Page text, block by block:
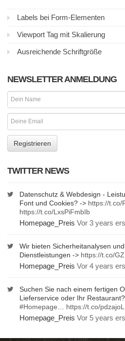
Labels bei Form-Elementen
Viewport Tag mit Skalierung
Ausreichende Schriftgröße
NEWSLETTER ANMELDUNG
TWITTER NEWS
Datenschutz & Webdesign -
Font und Cookies? -> https://t.co/
https://t.co/LxsPiFmbIb
Homepage_Preis Vor 3 years
Wir bieten Sicherheitanalysen
Dienstleistungen -> https://t.co/
Homepage_Preis Vor 4 years
Suchen Sie nach einem fertigen
Lieferservice oder Ihr
#Homepage
https://t.co/
Homepage_Preis Vor 5 years